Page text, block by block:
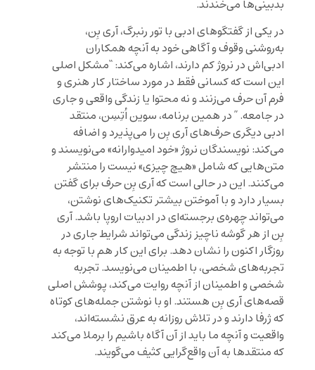
بدبینی‌ها می‌خندند.
در یکی از گفتگوهای ادبی با تور رنبرگ، آری بِن،
به‌روشنی وقوف و آگاهی خود به آنچه همکاران
ادبی‌اش در نروژ کم دارند، اشاره می‌کند: “مشکل اصلی
این است که کسانی فقط در مورد ساختار کار هنری و
فرم آن حرف می‌زنند و نه محتوا یا زندگی واقعی و جاری
در جامعه. ” در همین برنامه، سوین اُتِسِن، منتقد
ادبی دیگری حرف‌های آری بِن را می‌پذیرد و اضافه
می‌کند: نویسندگان نروژ «خود امیدوارانه» می‌نویسند و
متن‌هایی که شامل «هیچ چیزی» نیست را منتشر
می‌کنند. این در حالی است که آری بِن حرف برای گفتن
بسیار دارد و با آموختن بیشتر تکنیک‌های نوشتن،
می‌تواند چهره‌ی برجسته‌ای در ادبیات اروپا باشد. آری
بِن از هر گوشه ناچیز زندگی می‌تواند شرایط جاری در
روزگار اکنون را نشان دهد. برای این کار هم با توجه به
تجربه‌های شخصی، با اطمینان می‌نویسد. تجربه
شخصی و اطمینان از آنچه روایت می‌کند، پوشش اصلی
قصه‌های آری بِن هستند. او با نوشتن جمله‌های کوتاه
که ژرفا دارند و در تلاش روزانه به عرق نشسته‌اند،
واقعیت و آنچه ما باید از آن آگاه باشیم را برملا می‌کند
که منتقدها به آن واقع‌گرایی کثیف می‌گویند.